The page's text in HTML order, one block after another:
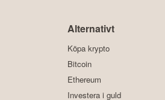
Alternativt
Köpa krypto
Bitcoin
Ethereum
Investera i guld